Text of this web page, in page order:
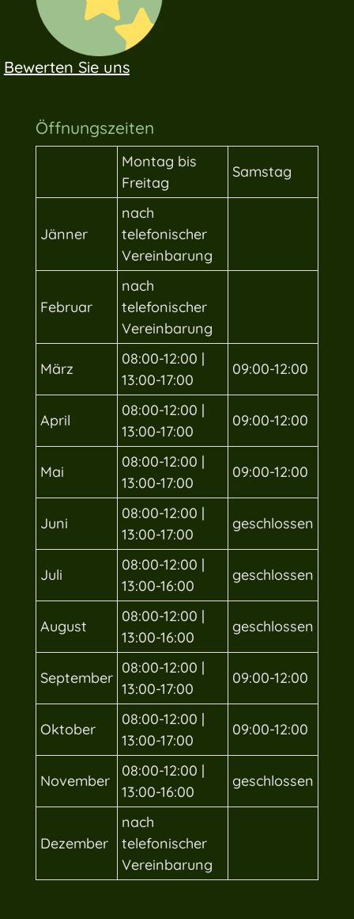
Bewerten Sie uns
Öffnungszeiten
Montag bis
Freitag
Samstag
Jänner
nach
telefonischer
Vereinbarung
Februar
nach
telefonischer
Vereinbarung
März
08:00-12:00 |
13:00-17:00
09:00-12:00
April
08:00-12:00 |
13:00-17:00
09:00-12:00
Mai
08:00-12:00 |
13:00-17:00
09:00-12:00
Juni
08:00-12:00 |
13:00-17:00
geschlossen
Juli
08:00-12:00 |
13:00-16:00
geschlossen
August
08:00-12:00 |
13:00-16:00
geschlossen
September
08:00-12:00 |
13:00-17:00
09:00-12:00
Oktober
08:00-12:00 |
13:00-17:00
09:00-12:00
November
08:00-12:00 |
13:00-16:00
geschlossen
Dezember
nach
telefonischer
Vereinbarung